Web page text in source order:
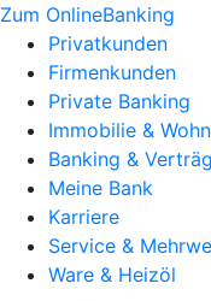
Zum OnlineBanking
Privatkunden
Firmenkunden
Private Banking
Immobilie &
Banking &
Meine Bank
Karriere
Service &
Ware & Heizöl